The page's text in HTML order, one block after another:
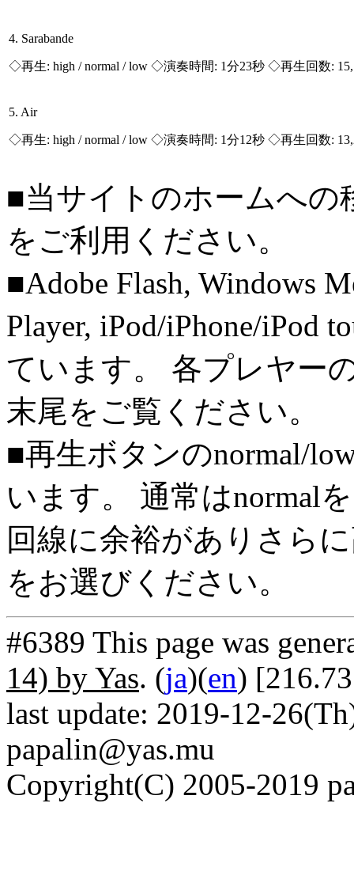
4. Sarabande
◇再生: high / normal / low ◇演奏時間: 1分23秒 ◇再生回数:
5. Air
◇再生: high / normal / low ◇演奏時間: 1分12秒 ◇再生回数:
■当サイトのホームへの
をご利用ください。
■Adobe Flash, Windows
Player, iPod/iPhone/iPod
ています。 各プレヤー
末尾をご覧ください。
■再生ボタンのnormal/
います。 通常はnormal
回線に余裕がありさら
をお選びください。
#6389 This page was
14) by Yas. (ja)(en)
last update: 2019-12-
papalin@yas.mu
Copyright(C) 2005-2019